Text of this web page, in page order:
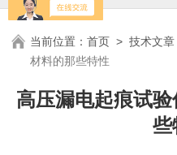
当前位置：首页 >技术文章
材料的那些特性
高压漏电起痕试
些